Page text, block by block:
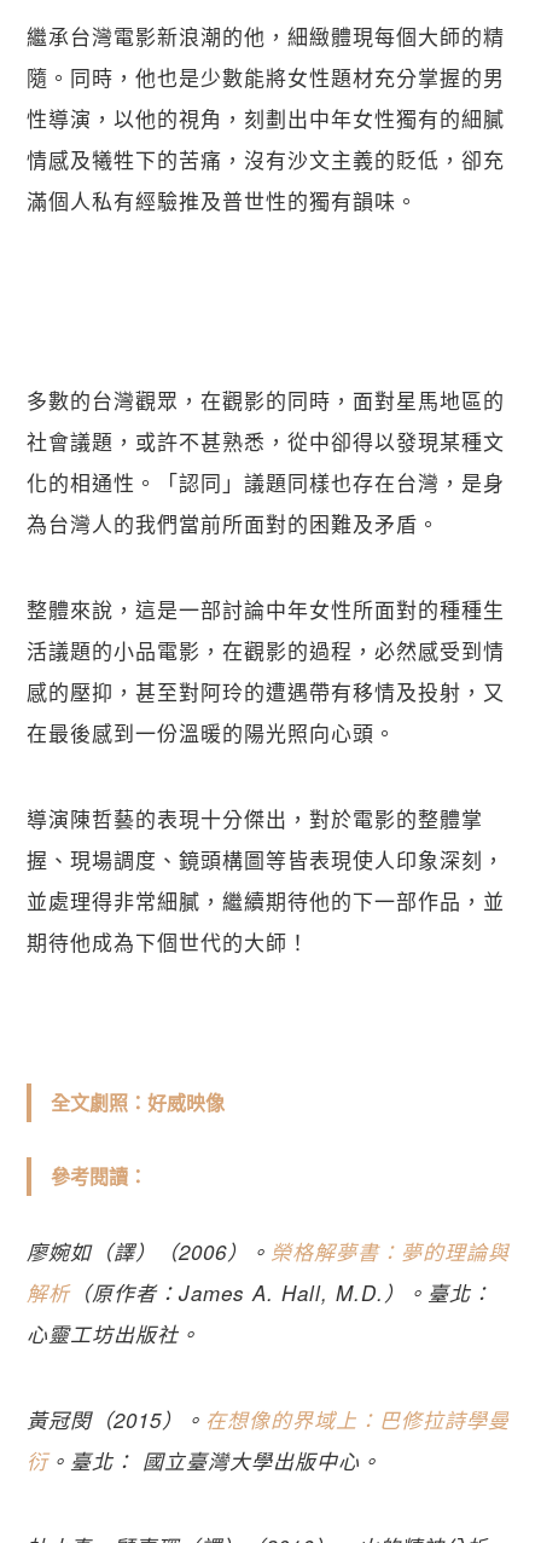
繼承台灣電影新浪潮的他，細緻體現每個大師的精
隨。同時，他也是少數能將女性題材充分掌握的男
性導演，以他的視角，刻劃出中年女性獨有的細膩
情感及犧牲下的苦痛，沒有沙文主義的貶低，卻充
滿個人私有經驗推及普世性的獨有韻味。
多數的台灣觀眾，在觀影的同時，面對星馬地區的
社會議題，或許不甚熟悉，從中卻得以發現某種文
化的相通性。「認同」議題同樣也存在台灣，是身
為台灣人的我們當前所面對的困難及矛盾。
整體來說，這是一部討論中年女性所面對的種種生
活議題的小品電影，在觀影的過程，必然感受到情
感的壓抑，甚至對阿玲的遭遇帶有移情及投射，又
在最後感到一份溫暖的陽光照向心頭。
導演陳哲藝的表現十分傑出，對於電影的整體掌
握、現場調度、鏡頭構圖等皆表現使人印象深刻，
並處理得非常細膩，繼續期待他的下一部作品，並
期待他成為下個世代的大師！
全文劇照：好威映像
參考閱讀：
廖婉如（譯）（2006）。 榮格解夢書：夢的理論與
解析（原作者：James A. Hall, M.D.）。臺北：
心靈工坊出版社。
黃冠閔（2015）。 在想像的界域上：巴修拉詩學曼
衍。臺北： 國立臺灣大學出版中心。